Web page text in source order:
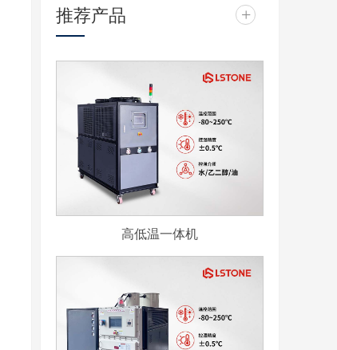
推荐产品 +
高低温一体机